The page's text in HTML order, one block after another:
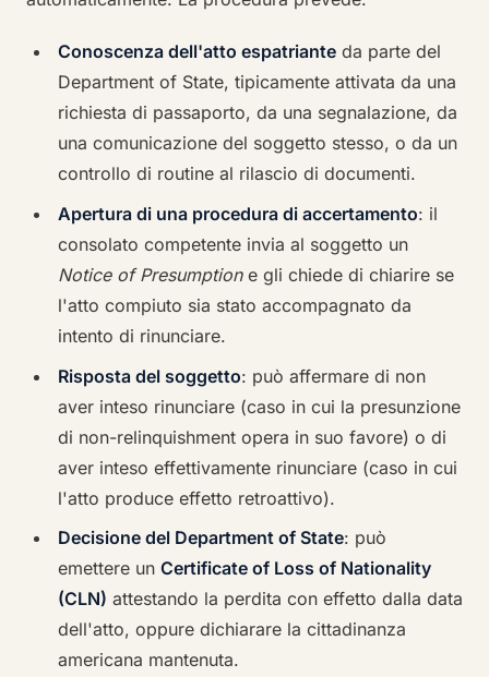
Conoscenza dell'atto espatrianteda parte del
Department of State, tipicamente attivata da una
richiesta di passaporto, da una segnalazione, da
una comunicazione del soggetto stesso, o da un
controllo di routine al rilascio di documenti.
Apertura di una procedura di accertamento: il
consolato competente invia al soggetto un
Notice of Presumptione gli chiede di chiarire se
l'atto compiuto sia stato accompagnato da
intento di rinunciare.
Risposta del soggetto: può affermare di non
aver inteso rinunciare (caso in cui la presunzione
di non-relinquishment opera in suo favore) o di
aver inteso effettivamente rinunciare (caso in cui
l'atto produce effetto retroattivo).
Decisione del Department of State: può
emettere un Certificate of Loss of Nationality
(CLN) attestando la perdita con effetto dalla data
dell'atto, oppure dichiarare la cittadinanza
americana mantenuta.